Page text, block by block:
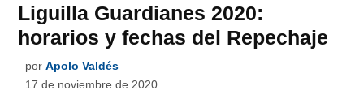
Liguilla Guardianes 2020:
horarios y fechas del Repechaje
por Apolo Valdés
17 de noviembre de 2020